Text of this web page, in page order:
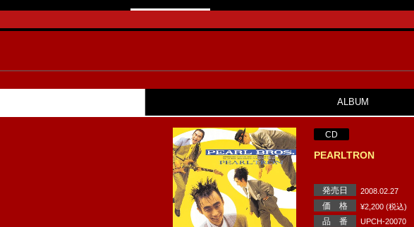
ALBUM
CD
PEARLTRON
発売日 2008.02.27
価 格 ¥2,200 (税込)
品 番 UPCH-20070